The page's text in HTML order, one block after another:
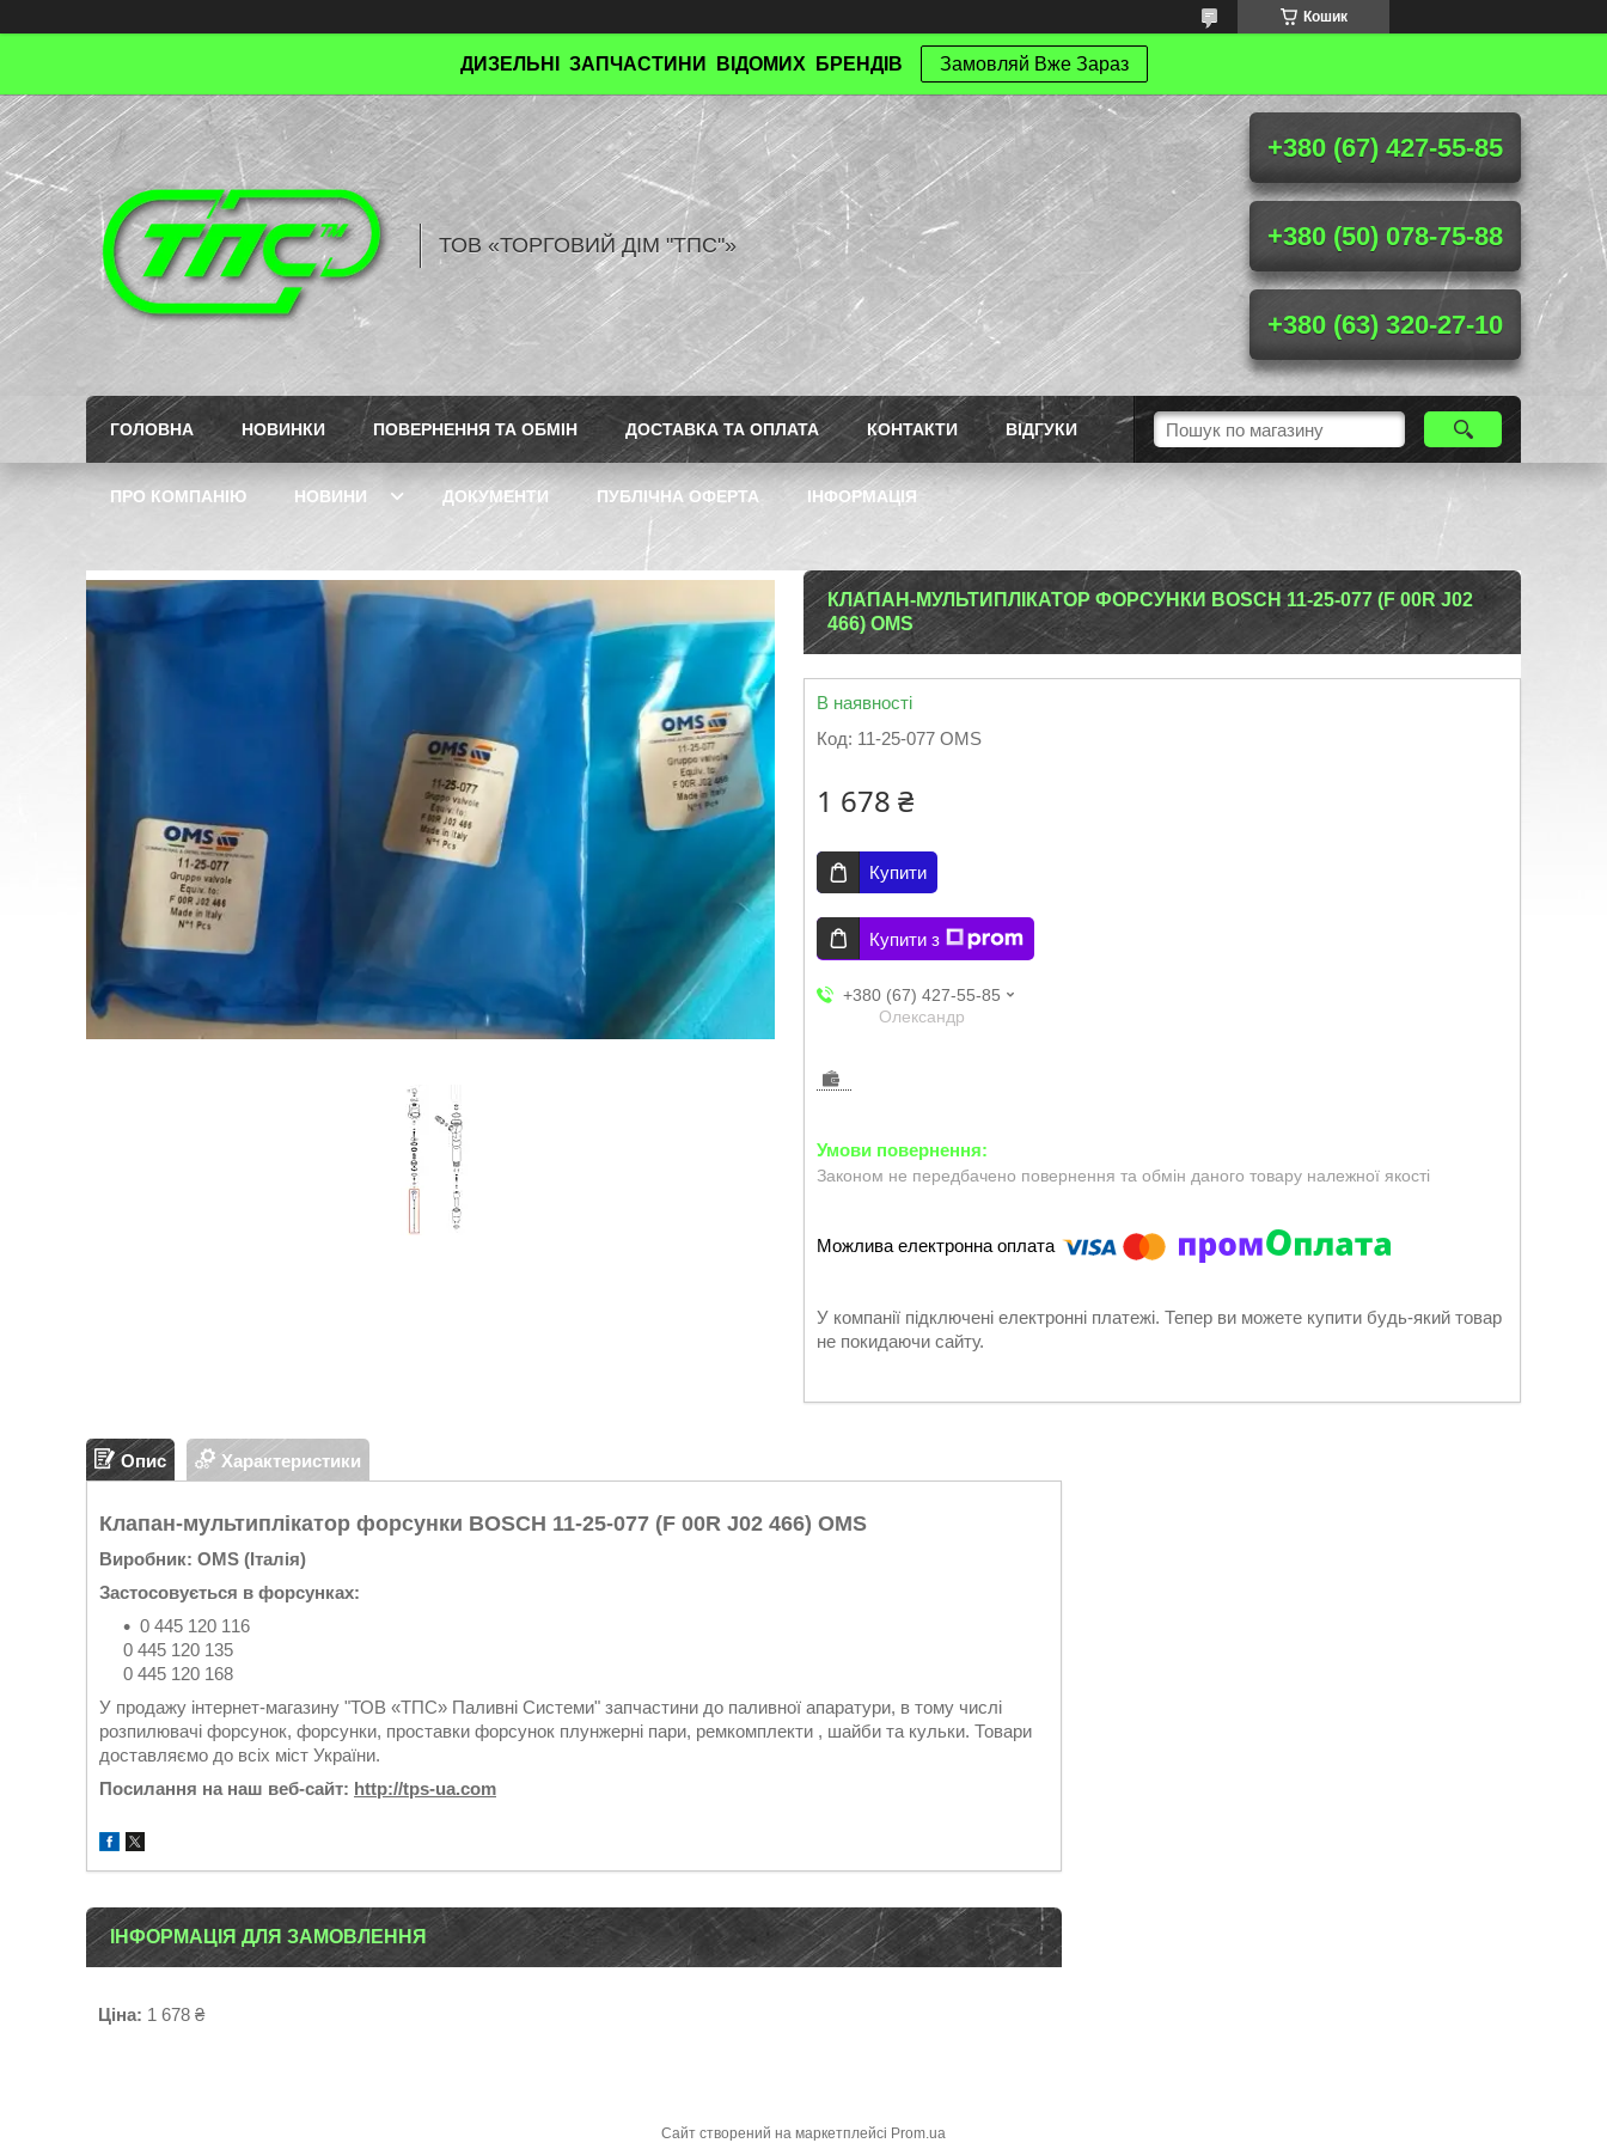
Кошик
ДИЗЕЛЬНІ ЗАПЧАСТИНИ ВІДОМИХ БРЕНДІВ Замовляй Вже Зараз
ТОВ «ТОРГОВИЙ ДІМ "ТПС"»
+380 (67) 427-55-85
+380 (50) 078-75-88
+380 (63) 320-27-10
ГОЛОВНА НОВИНКИ ПОВЕРНЕННЯ ТА ОБМІН ДОСТАВКА ТА ОПЛАТА КОНТАКТИ ВІДГУКИ
ПРО КОМПАНІЮ НОВИНИ ДОКУМЕНТИ ПУБЛІЧНА ОФЕРТА ІНФОРМАЦІЯ
КЛАПАН-МУЛЬТИПЛІКАТОР ФОРСУНКИ BOSCH 11-25-077 (F 00R J02
466) OMS
В наявності
Код: 11-25-077 OMS
1 678 ₴
Купити
Купити з
+380 (67) 427-55-85
Олександр
Законом не передбачено повернення та обмін даного товару належної якості
У компанії підключені електронні платежі. Тепер ви можете купити будь-який товар
не покидаючи сайту.
Опис Характеристики
Клапан-мультиплікатор форсунки BOSCH 11-25-077 (F 00R J02 466) OMS
Виробник: OMS (Італія)
Застосовується в форсунках:
0 445 120 116
0 445 120 135
0 445 120 168
У продажу інтернет-магазину "ТОВ «ТПС» Паливні Системи" запчастини до паливної апаратури, в тому числі
розпилювачі форсунок, форсунки, проставки форсунок плунжерні пари, ремкомплекти , шайби та кульки. Товари
доставляємо до всіх міст України.
Посилання на наш веб-сайт: http://tps-ua.com
ІНФОРМАЦІЯ ДЛЯ ЗАМОВЛЕННЯ
Ціна: 1 678 ₴
Сайт створений на маркетплейсі Prom.ua